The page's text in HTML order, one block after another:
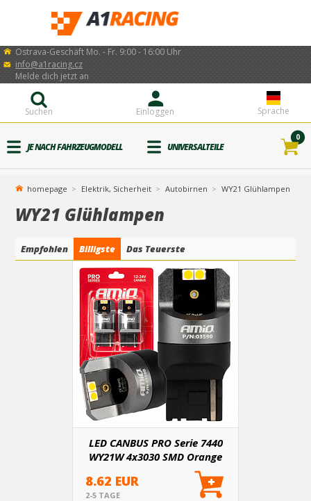
Ostrava-Geschäft Mo. - Fr. 9:00 - 16:00 Uhr
info@a1racing.cz
Sprache
Einloggen
Melde dich jetzt an
Suchen
JE NACH FAHRZEUGMODELL UNIVERSALTEILE
0
homepage Elektrik, Sicherheit Autobirnen WY21 Glühlampen
WY21 Glühlampen
Empfohlen Billigste Das Teuerste
LED CANBUS PRO Serie 7440
WY21W 4x3030 SMD Orange
12/24V CANBUS AMIO-03590
8.62 EUR
2-5 TAGE